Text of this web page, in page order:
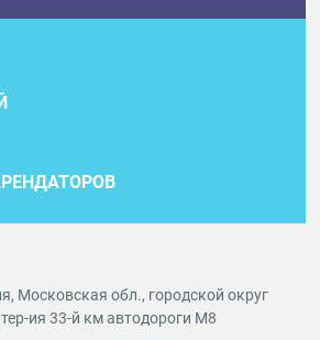
Московская обл., городской округ
ия 33-й км автодороги М8